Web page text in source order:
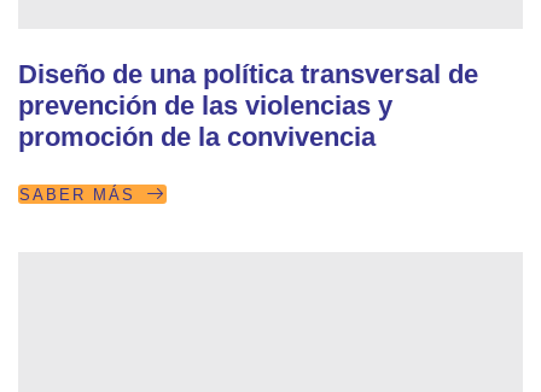
Diseño de una política transversal de
prevención de las violencias y
promoción de la convivencia
SABER MÁS